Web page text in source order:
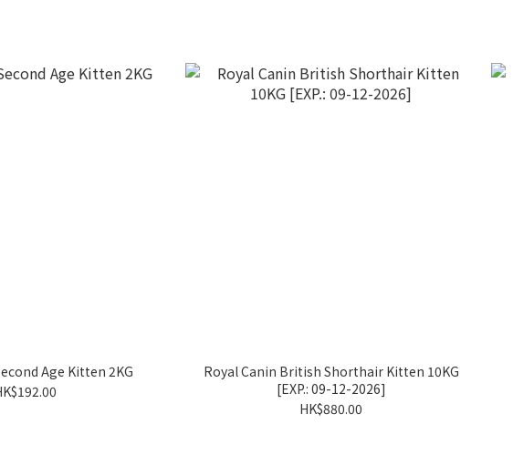
Age Kitten 2KG
Royal Canin British Shorthair Kitten 10KG
[EXP.: 09-12-2026]
HK$880.00